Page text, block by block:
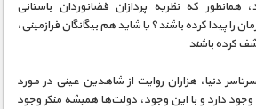
که نظریه پردازان فضانوردان باستانی
را پیدا کرده باشند؟ یا شاید هم بیگانگان فرازمینی،
کرده باشند
دنیا، هزاران روایت از شاهدین عینی در مورد
دارد و با این وجود، دولت‌ها همیشه منکر وجود